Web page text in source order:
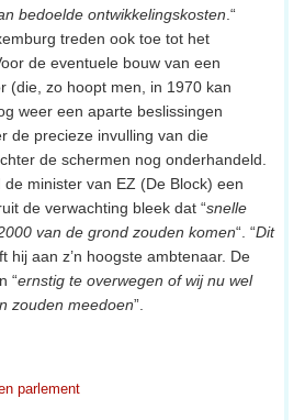
bedoelde ontwikkelingskosten .“
treden ook toe tot het
de eventuele bouw van een
(die, zo hoopt men, in 1970 kan
weer een aparte beslissingen
de precieze invulling van die
de schermen nog onderhandeld.
minister van EZ (De Block) een
de verwachting bleek dat “snelle
van de grond zouden komen“. “Dit
hij aan z’n hoogste ambtenaar. De
“ernstig te overwegen of wij nu wel
zouden meedoen”.
parlement